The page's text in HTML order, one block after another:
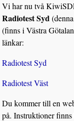
Vi har nu två
Radiotest Syd
(finns i Västra
länkar:
Radiotest Syd
Radiotest Väst
Du kommer till en
på. Instruktioner finns